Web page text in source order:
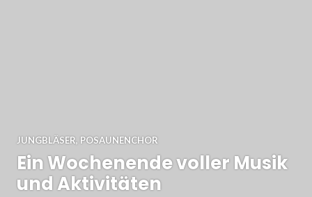
JUNGBLÄSER, POSAUNENCHOR
Ein Wochenende voller Musik
und Aktivitäten